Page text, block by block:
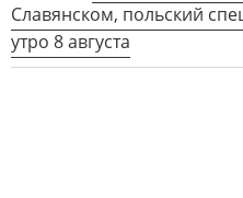
Славянском, польский
утро 8 августа